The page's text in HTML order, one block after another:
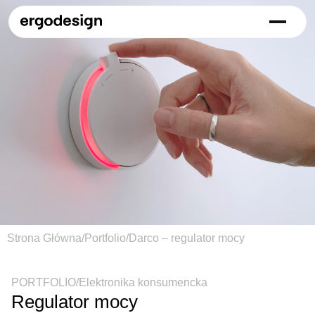
Strona Główna/Portfolio/Darco – regulator mocy
PORTFOLIO/Elektronika konsumencka
Regulator mocy